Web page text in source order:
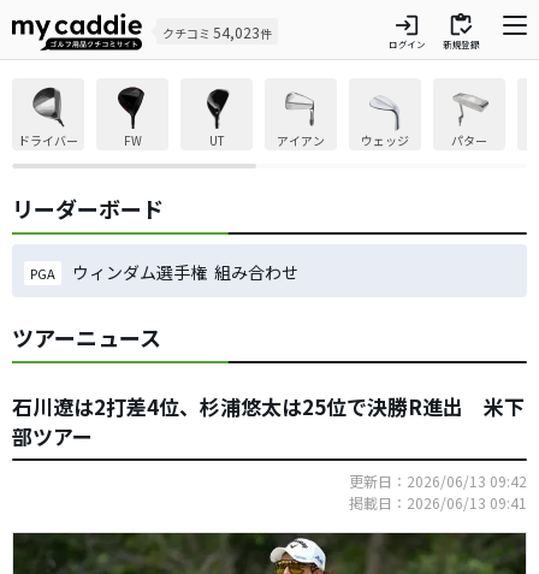
クチコミ 54,023件 login
ログイン
inventory
新規登録
ドライバー FW UT アイアン ウェッジ パター
リーダーボード
PGA ウィンダム選手権 組み合わせ
ツアーニュース
石川遼は2打差4位、杉浦悠太は25位で決勝R進出 米下
部ツアー
更新日：2026/06/13 09:42
掲載日：2026/06/13 09:41